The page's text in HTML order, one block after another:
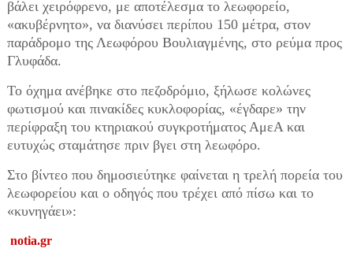
βάλει χειρόφρενο, με αποτέλεσμα το λεωφορείο,
«ακυβέρνητο», να διανύσει περίπου 150 μέτρα, στον
παράδρομο της Λεωφόρου Βουλιαγμένης, στο ρεύμα προς
Γλυφάδα.
Το όχημα ανέβηκε στο πεζοδρόμιο, ξήλωσε κολώνες
φωτισμού και πινακίδες κυκλοφορίας, «έγδαρε» την
περίφραξη του κτηριακού συγκροτήματος ΑμεΑ και
ευτυχώς σταμάτησε πριν βγει στη λεωφόρο.
Στο βίντεο που δημοσιεύτηκε φαίνεται η τρελή πορεία του
λεωφορείου και ο οδηγός που τρέχει από πίσω και το
«κυνηγάει»:
notia.gr